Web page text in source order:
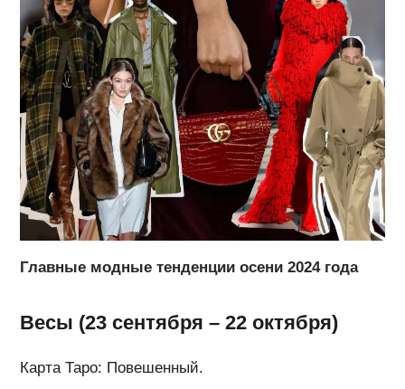
Главные модные тенденции осени 2024 года
Весы (23 сентября – 22 октября)
Карта Таро: Повешенный.